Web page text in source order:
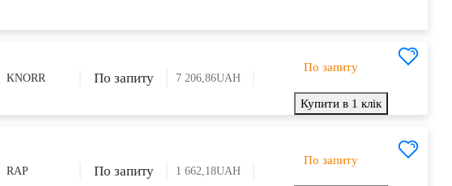
KNORR По запиту UAH
7 206,86
По запиту
Купити в 1 клік
RAP По запиту UAH
1 662,18
По запиту